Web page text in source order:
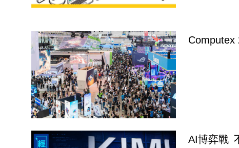
Computex
AI博弈戰